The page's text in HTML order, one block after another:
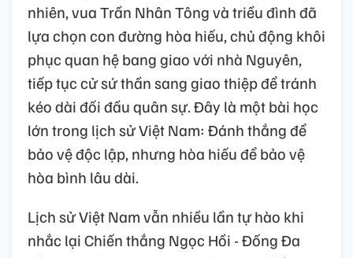
nhiên, vua Trần Nhân Tông và triều đình đã
lựa chọn con đường hòa hiếu, chủ động khôi
phục quan hệ bang giao với nhà Nguyên,
tiếp tục cử sứ thần sang giao thiệp để tránh
kéo dài đối đầu quân sự. Đây là một bài học
lớn trong lịch sử Việt Nam: Đánh thắng để
bảo vệ độc lập, nhưng hòa hiếu để bảo vệ
hòa bình lâu dài.
Lịch sử Việt Nam vẫn nhiều lần tự hào khi
nhắc lại Chiến thắng Ngọc Hồi - Đống Đa